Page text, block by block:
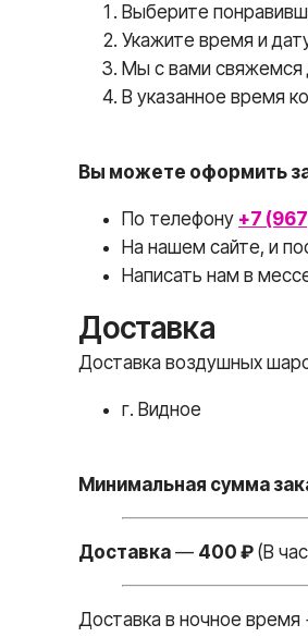
Выберите
Укажите время и
Мы с вами свяжемся
В указанное время
Вы можете оформить
По телефону +7
На нашем сайте, и
Написать нам в
Доставка
Доставка воздушных
г. Видное
Минимальная сумма
Доставка — 400 ₽ (В
Доставка в ночное время